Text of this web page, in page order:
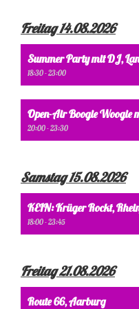
Freitag 14.08.2026
Summer Party mit DJ,
18:30 - 23:00
Open-Air Boogie Woogie
20:00 - 23:30
Samstag 15.08.2026
KEIN: Krüger Rockt,
18:00 - 23:45
Freitag 21.08.2026
Route 66, Aarburg